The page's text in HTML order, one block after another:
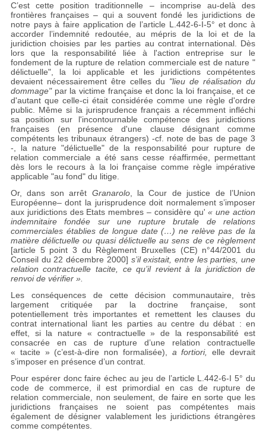
C’est cette position traditionnelle – incomprise au-delà des
frontières françaises – qui a souvent fondé les juridictions de
notre pays à faire application de l’article L.442-6-I-5° et donc à
accorder l’indemnité redoutée, au mépris de la loi et de la
juridiction choisies par les parties au contrat international. Dès
lors que la responsabilité liée à l'action entreprise sur le
fondement de la rupture de relation commerciale est de nature "
délictuelle", la loi applicable et les juridictions compétentes
devaient nécessairement être celles du "lieu de réalisation du
dommage"par la victime française et donc la loi française, et ce
d'autant que celle-ci était considérée comme une règle d'ordre
public. Même si la jurisprudence français a récemment infléchi
sa position sur l'incontournable compétence des juridictions
françaises (en présence d'une clause désignant comme
compétents les tribunaux étrangers) -cf. note de bas de page 3
-, la nature "délictuelle" de la responsabilité pour rupture de
relation commerciale a été sans cesse réaffirmée, permettant
dès lors le recours à la loi française comme règle impérative
applicable "au fond" du litige.
Or, dans son arrêt Granarolo, la Cour de justice de l’Union
Européenne– dont la jurisprudence doit normalement s’imposer
aux juridictions des Etats membres – considère qu'« une action
indemnitaire fondée sur une rupture brutale de relations
commerciales établies de longue date (…) ne relève pas de la
matière délictuelle ou quasi délictuelle au sens de ce règlement
[article 5 point 3 du Règlement Bruxelles (CE) n°44/2001 du
Conseil du 22 décembre 2000] s’il existait, entre les parties, une
relation contractuelle tacite, ce qu’il revient à la juridiction de
renvoi de vérifier ».
Les conséquences de cette décision communautaire, très
largement critiquée par la doctrine française, sont
potentiellement très importantes et remettent les clauses du
contrat international liant les parties au centre du débat : en
effet, si la nature « contractuelle » de la responsabilité est
consacrée en cas de rupture d’une relation contractuelle
« tacite » (c’est-à-dire non formalisée), a fortiori,
elle devrait
s’imposer en présence d’un contrat.
Pour espérer donc faire échec au jeu de l’article L.442-6-I 5° du
code de commerce, il est primordial en cas de rupture de
relation commerciale, non seulement, de faire en sorte que les
juridictions françaises ne soient pas compétentes mais
également de désigner valablement les juridictions étrangères
comme compétentes.